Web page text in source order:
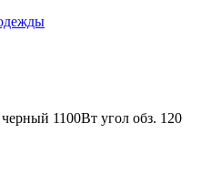
1100Вт угол обз. 120